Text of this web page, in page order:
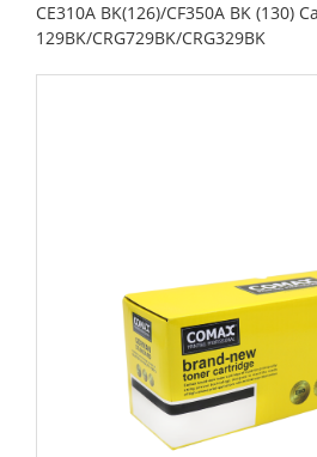
CE310A BK(126)/CF350A BK (130)
129BK/CRG729BK/CRG329BK